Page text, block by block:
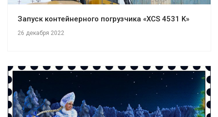
Запуск контейнерного погрузчика «XCS 4531 K»
26 декабря 2022